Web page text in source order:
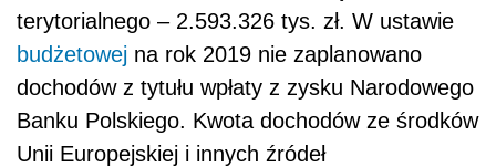
terytorialnego – 2.593.326 tys. zł. W ustawie
budżetowej na rok 2019 nie zaplanowano
dochodów z tytułu wpłaty z zysku Narodowego
Banku Polskiego. Kwota dochodów ze środków
Unii Europejskiej i innych źródeł